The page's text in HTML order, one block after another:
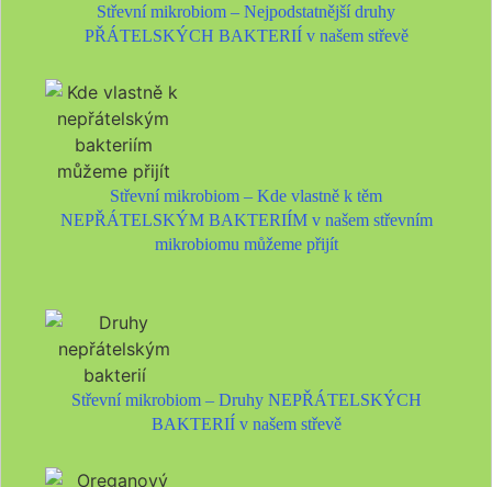
Střevní mikrobiom – Nejpodstatnější druhy
PŘÁTELSKÝCH BAKTERIÍ v našem střevě
Střevní mikrobiom – Kde vlastně k těm
NEPŘÁTELSKÝM BAKTERIÍM v našem střevním
mikrobiomu můžeme přijít
Střevní mikrobiom – Druhy NEPŘÁTELSKÝCH
BAKTERIÍ v našem střevě